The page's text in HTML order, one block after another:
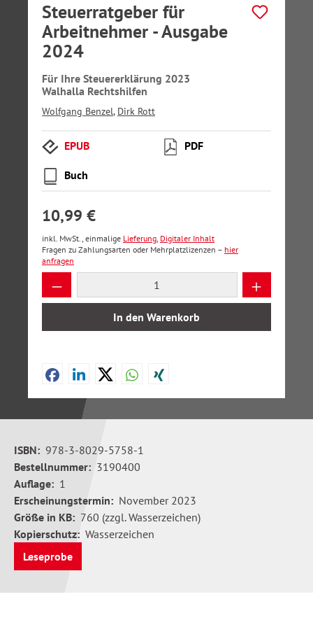
Steuerratgeber für
Arbeitnehmer - Ausgabe
2024
Für Ihre Steuererklärung 2023
Walhalla Rechtshilfen
Wolfgang Benzel, Dirk Rott
EPUB PDF
Buch
10,99 €
inkl. MwSt., einmalige Lieferung, Digitaler Inhalt
Fragen zu Zahlungsarten oder Mehrplatzlizenzen – hier
anfragen
Produkt Anzahl: Gib den gewünschten
In den Warenkorb
ISBN: 978-3-8029-5758-1
Bestellnummer: 3190400
Auflage: 1
Erscheinungstermin: November 2023
Größe in KB: 760 (zzgl. Wasserzeichen)
Kopierschutz: Wasserzeichen
Leseprobe